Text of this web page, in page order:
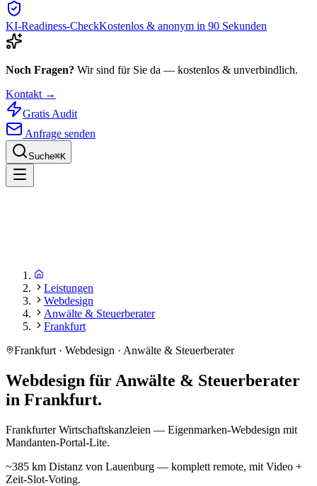
KI-Readiness-CheckKostenlos & anonym in 90 Sekunden
Noch Fragen? Wir sind für Sie da — kostenlos & unverbindlich.
Kontakt →
Gratis Audit
Anfrage senden
Suche⌘K
Leistungen
Webdesign
Anwälte & Steuerberater
Frankfurt
Frankfurt · Webdesign · Anwälte & Steuerberater
Webdesign für Anwälte & Steuerberater
in Frankfurt.
Frankfurter Wirtschaftskanzleien — Eigenmarken-Webdesign mit
Mandanten-Portal-Lite.
~385 km Distanz von Lauenburg — komplett remote, mit Video +
Zeit-Slot-Voting.